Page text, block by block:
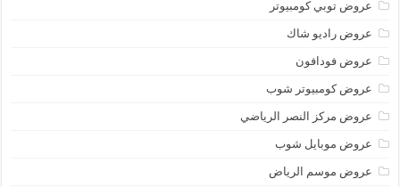
عروض توبي كومبيوتر
عروض راديو شاك
عروض فودافون
عروض كومبيوتر شوب
عروض مركز النصر الرياضي
عروض موبايل شوب
عروض موسم الرياض